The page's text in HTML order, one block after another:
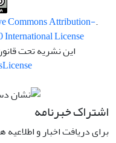
.This work is licensed under a
Commons Attribution-
License
این نشریه تحت
License
اشتراک خبرنامه
برای دریافت اخبار و